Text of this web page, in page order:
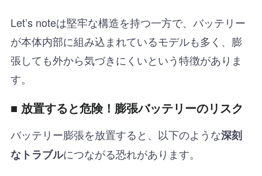
Let’s noteは堅牢な構造を持つ一方で、バッテリー
が本体内部に組み込まれているモデルも多く、膨
張しても外から気づきにくいという特徴がありま
す。
■ 放置すると危険！膨張バッテリーのリスク
バッテリー膨張を放置すると、以下のような深刻
なトラブルにつながる恐れがあります。